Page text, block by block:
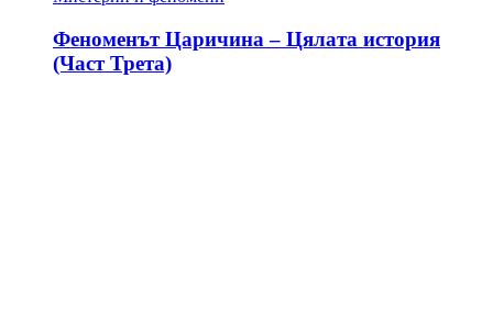
Феноменът Царичина – Цялата история
(Част Трета)